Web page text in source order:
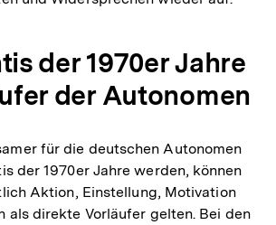
der 1970er Jahre
der Autonomen
für die deutschen Autonomen
der 1970er Jahre werden, können
Aktion, Einstellung, Motivation
als direkte Vorläufer gelten. Bei den